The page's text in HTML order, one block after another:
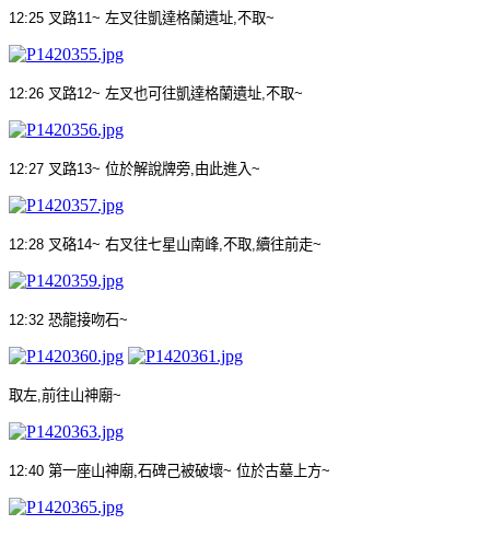
12:25 叉路11~ 左叉往凱達格蘭遺址 不取~
12:26 叉路12~ 左叉也可往凱達格蘭遺址 不取~
12:27 叉路13~ 位於解說牌旁 由此進入~
12:28 叉硌14~ 右叉往七星山南峰 不取 續往前走~
12:32 恐龍接吻石~
取左 前往山神廟~
12:40 第一座山神廟 石碑己被破壞~ 位於古墓上方~